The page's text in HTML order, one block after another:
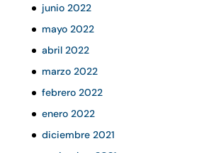
junio 2022
mayo 2022
abril 2022
marzo 2022
febrero 2022
enero 2022
diciembre 2021